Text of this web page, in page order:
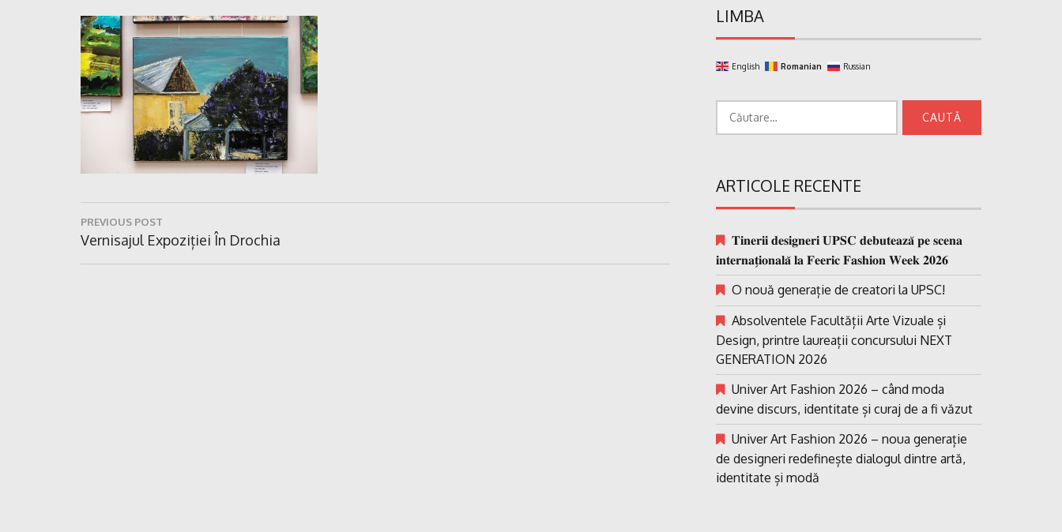
Navigare
în
articole
PREVIOUS POST
Previous
Post:
Vernisajul Expoziției În Drochia
LIMBA
English Romanian Russian
ARTICOLE RECENTE
𝐓𝐢𝐧𝐞𝐫𝐢𝐢 𝐝𝐞𝐬𝐢𝐠𝐧𝐞𝐫𝐢 𝐔𝐏𝐒𝐂 𝐝𝐞𝐛𝐮𝐭𝐞𝐚𝐳𝐚̆ 𝐩𝐞 𝐬𝐜𝐞𝐧𝐚
𝐢𝐧𝐭𝐞𝐫𝐧𝐚𝐭̗𝐢𝐨𝐧𝐚𝐥𝐚̆ 𝐥𝐚 𝐅𝐞𝐞𝐫𝐢𝐜 𝐅𝐚𝐬𝐡𝐢𝐨𝐧 𝐖𝐞𝐞𝐤 𝟐𝟎𝟐𝟔
O nouă generație de creatori la UPSC!
Absolventele Facultății Arte Vizuale și
Design, printre laureații concursului NEXT
GENERATION 2026
Univer Art Fashion 2026 – când moda
devine discurs, identitate și curaj de a fi văzut
Univer Art Fashion 2026 – noua generație
de designeri redefinește dialogul dintre artă,
identitate și modă